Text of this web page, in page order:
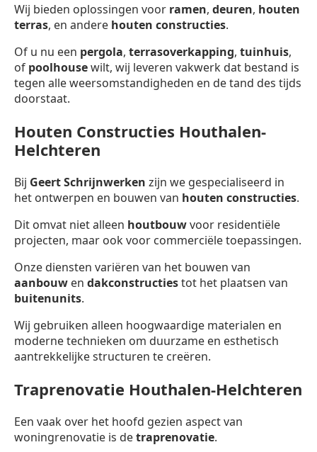
Wij bieden oplossingen voor ramen, deuren, houten
terras, en andere houten constructies.
Of u nu een pergola, terrasoverkapping, tuinhuis,
of poolhousewilt, wij leveren vakwerk dat bestand is
tegen alle weersomstandigheden en de tand des tijds
doorstaat.
Houten Constructies Houthalen-
Helchteren
Bij Geert Schrijnwerken zijn we gespecialiseerd in
het ontwerpen en bouwen van houten constructies.
Dit omvat niet alleen houtbouwvoor residentiële
projecten, maar ook voor commerciële toepassingen.
Onze diensten variëren van het bouwen van
aanbouw en dakconstructiestot het plaatsen van
buitenunits.
Wij gebruiken alleen hoogwaardige materialen en
moderne technieken om duurzame en esthetisch
aantrekkelijke structuren te creëren.
Traprenovatie Houthalen-Helchteren
Een vaak over het hoofd gezien aspect van
woningrenovatie is detraprenovatie.